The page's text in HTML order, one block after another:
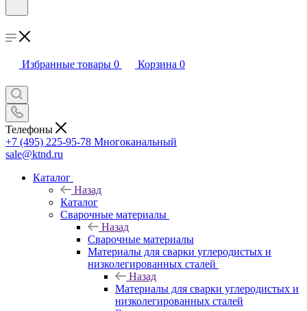
Избранные товары 0 Корзина 0
Телефоны
+7 (495) 225-95-78 Многоканальный
sale@ktnd.ru
Каталог
Назад
Каталог
Сварочные материалы
Назад
Сварочные материалы
Материалы для сварки углеродистых и
низколегированных сталей
Назад
Материалы для сварки углеродистых и
низколегированных сталей